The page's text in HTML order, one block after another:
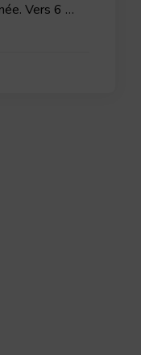
Vers 6 …